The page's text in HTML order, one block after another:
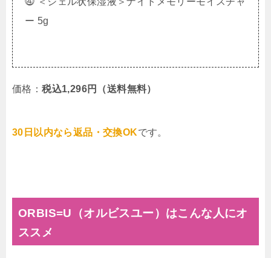
ー 5g
価格：税込1,296円（送料無料）
30日以内なら返品・交換OKです。
ORBIS=U（オルビスユー）はこんな人にオ
ススメ